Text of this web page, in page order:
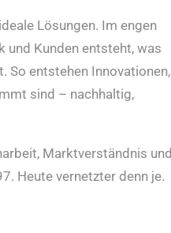
Lösungen. Im engen
und Kunden entsteht, was
So entstehen Innovationen,
sind – nachhaltig,
Marktverständnis und
Heute vernetzter denn je.